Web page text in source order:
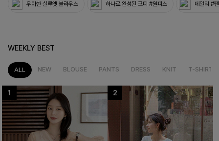
우아한 실루엣 블라우스 하나로 완성된 코디 #원피스 데일리 #
WEEKLY BEST
ALL NEW BLOUSE PANTS DRESS KNIT T-SHIRT